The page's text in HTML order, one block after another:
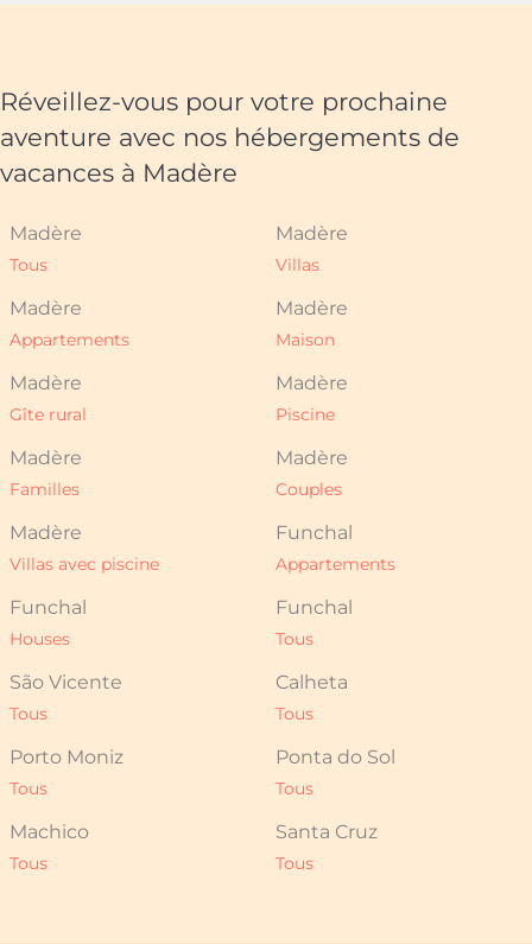
Réveillez-vous pour votre prochaine
aventure avec nos hébergements de
vacances à Madère
Madère
Tous
Madère
Villas
Madère
Appartements
Madère
Maison
Madère
Gîte rural
Madère
Piscine
Madère
Familles
Madère
Couples
Madère
Villas avec piscine
Funchal
Appartements
Funchal
Houses
Funchal
Tous
São Vicente
Tous
Calheta
Tous
Porto Moniz
Tous
Ponta do Sol
Tous
Machico
Tous
Santa Cruz
Tous